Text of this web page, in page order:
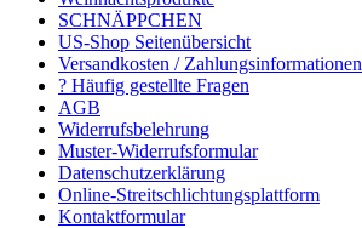
SCHNÄPPCHEN
US-Shop Seitenübersicht
Versandkosten / Zahlungsinformationen
? Häufig gestellte Fragen
AGB
Widerrufsbelehrung
Muster-Widerrufsformular
Datenschutzerklärung
Online-Streitschlichtungsplattform
Kontaktformular